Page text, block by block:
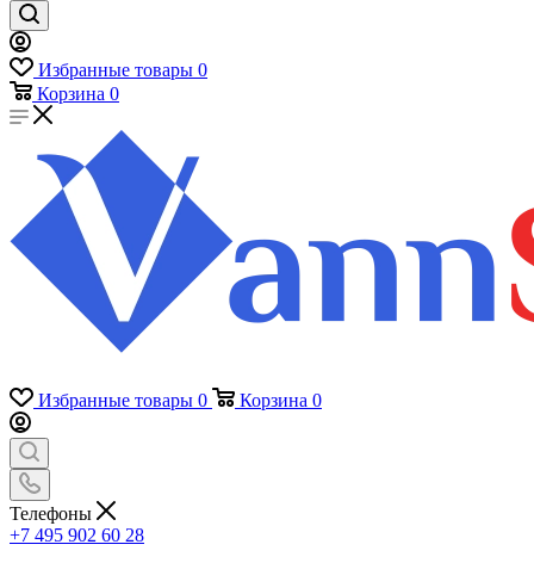
Избранные товары 0
Корзина 0
Избранные товары 0 Корзина 0
Телефоны
+7 495 902 60 28